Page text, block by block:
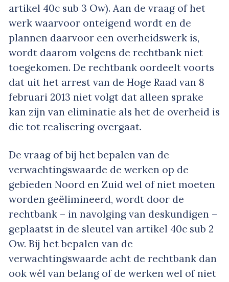
artikel 40c sub 3 Ow). Aan de vraag of het
werk waarvoor onteigend wordt en de
plannen daarvoor een overheidswerk is,
wordt daarom volgens de rechtbank niet
toegekomen. De rechtbank oordeelt voorts
dat uit het arrest van de Hoge Raad van 8
februari 2013 niet volgt dat alleen sprake
kan zijn van eliminatie als het de overheid is
die tot realisering overgaat.
De vraag of bij het bepalen van de
verwachtingswaarde de werken op de
gebieden Noord en Zuid wel of niet moeten
worden geëlimineerd, wordt door de
rechtbank – in navolging van deskundigen –
geplaatst in de sleutel van artikel 40c sub 2
Ow. Bij het bepalen van de
verwachtingswaarde acht de rechtbank dan
ook wél van belang of de werken wel of niet